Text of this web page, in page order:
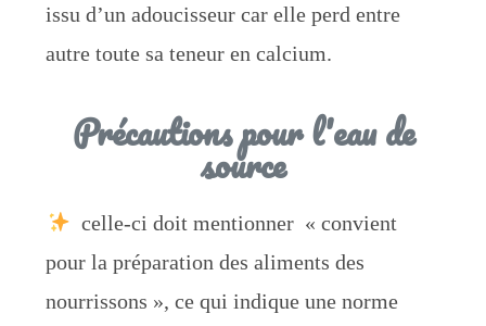
issu d’un adoucisseur car elle perd entre
autre toute sa teneur en calcium.
Précautions pour l'eau de
source
celle-ci doit mentionner « convient
pour la préparation des aliments des
nourrissons », ce qui indique une norme